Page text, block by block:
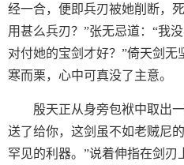
经一合，便即兵刃被她削断，
用甚么兵刃？”张无忌道：“我
对付她的宝剑才好？”倚天剑
寒而栗，心中可真没了主意。
殷天正从身旁包袱中取出
送了给你，这剑虽不如老贼尼
罕见的利器。”说着伸指在剑刃